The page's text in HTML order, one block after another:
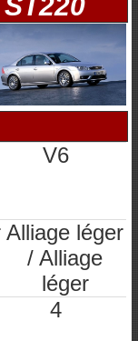
V6
Alliage léger
/ Alliage
léger
4